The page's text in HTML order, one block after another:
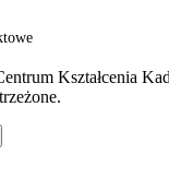
Kształcenia